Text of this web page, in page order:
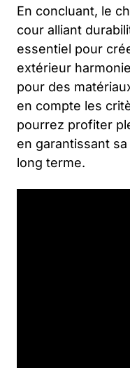
En concluant, le
cour alliant
essentiel pour
extérieur
pour des
en compte les
pourrez profiter
en garantissant
long terme.